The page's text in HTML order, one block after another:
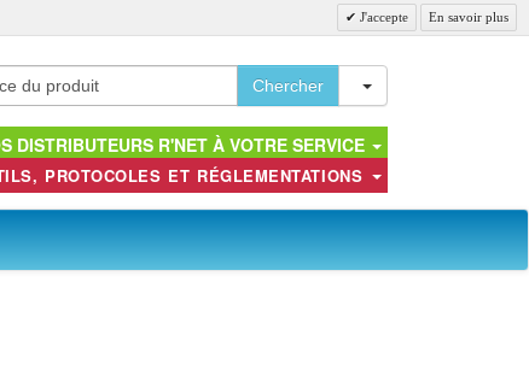
J'accepte En savoir plus
Chercher Toggle Dropdown
DISTRIBUTEURS R'NET À VOTRE SERVICE
PROTOCOLES ET RÉGLEMENTATIONS